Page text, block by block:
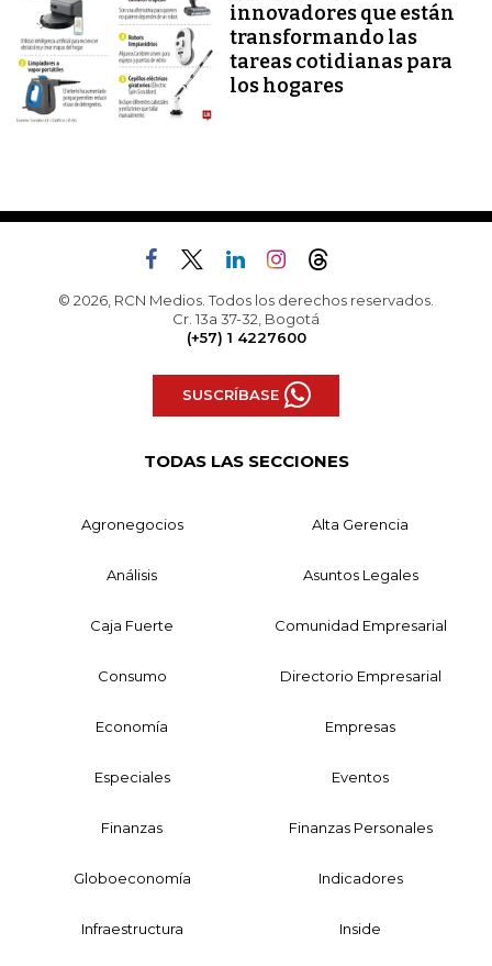
innovadores que están
transformando las
tareas cotidianas para
los hogares
© 2026, RCN Medios. Todos los derechos reservados.
Cr. 13a 37-32, Bogotá
(+57) 1 4227600
SUSCRÍBASE
TODAS LAS SECCIONES
Agronegocios Alta Gerencia
Análisis Asuntos Legales
Caja Fuerte Comunidad Empresarial
Consumo Directorio Empresarial
Economía Empresas
Especiales Eventos
Finanzas Finanzas Personales
Globoeconomía Indicadores
Infraestructura Inside